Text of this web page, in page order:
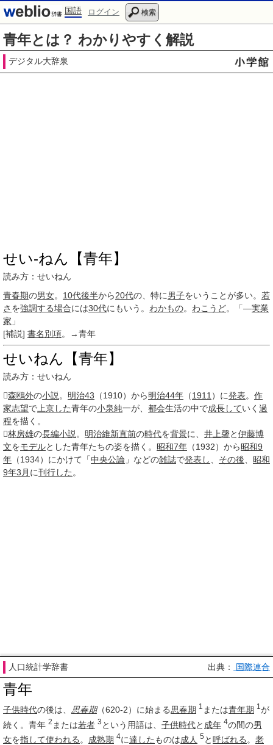
国語 ログイン 検索
青年とは？ わかりやすく解説
デジタル大辞泉
せい‐ねん【青年】
読み方：せいねん
青春期の男女。 10代後半から20代の、特に男子をいうことが多い。 若
さ を強調する場合には30代にもいう。 わかもの。 わこうど。「―実業
家 」
[補説] 書名別項。→青年
せいねん【青年】
読み方：せいねん
森鴎外の小説 。 明治43 （1910）から明治44年 （1911 ）に発表。 作
家志望で 上京した青年の小泉純一が、 都会生活の中で成長していく 過
程を描く。
林房雄の長編小説 。 明治維新直前の時代を背景に、 井上馨と伊藤博
文をモデルとした青年たちの姿を描く。 昭和7年 （1932）から昭和9
年 （1934）にかけて「中央公論 」などの雑誌で発表し その後
昭和
9年3月 に刊行した 。
人口統計学辞書 出典： 国際連合
青年
子供時代の後は、 思春期（620-2）に始まる思春期 1 または青年期 1 が
続く。青年 2 または若者 3 という用語は、 子供時代と 成年 4の間の男
女を指して使われる 。 成熟期 4に達した ものは成人 5 と呼ばれる 。 老